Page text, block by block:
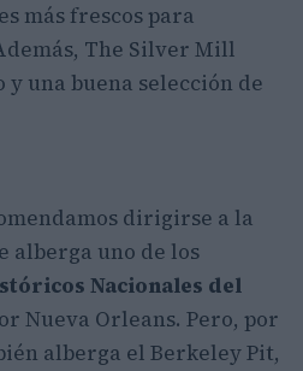
más frescos para
The Silver Mill
una buena selección de
dirigirse a la
alberga uno de los
Nacionales del
Nueva Orleans. Pero, por
alberga el Berkeley Pit,